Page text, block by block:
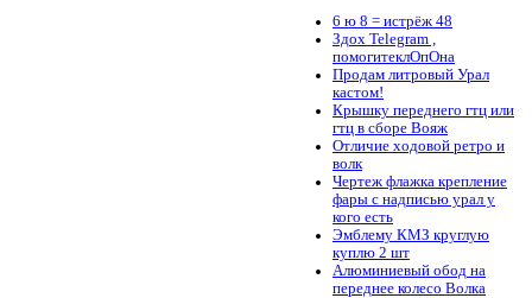
6 ю 8 = истрёж 48
Здох Telegram ,
помогитеклОпОна
Продам литровый Урал
кастом!
Крышку переднего гтц или
гтц в сборе Вояж
Отличие ходовой ретро и
волк
Чертеж флажка крепление
фары с надписью урал у
кого есть
Эмблему КМЗ круглую
куплю 2 шт
Алюминиевый обод на
переднее колесо Волка